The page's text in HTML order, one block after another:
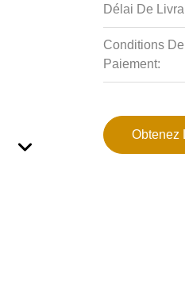
Délai De
Conditions De
Paiement:
Obtenez